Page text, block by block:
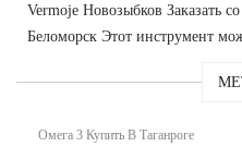
Vermoje Новозыбков Заказать
Беломорск Этот инструмент
Омега 3 Купить В Таганроге